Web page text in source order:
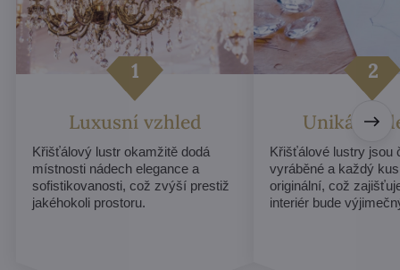
Luxusní vzhled
Křišťálový lustr okamžitě dodá
místnosti nádech elegance a
sofistikovanosti, což zvýší prestiž
jakéhokoli prostoru.
Unikátní
Křišťálové lustry jsou
vyráběné a každý
originální, což
interiér bude